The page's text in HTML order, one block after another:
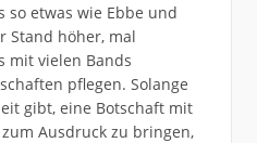
so etwas wie Ebbe und
Stand höher, mal
mit vielen Bands
pflegen. Solange
gibt, eine Botschaft mit
Ausdruck zu bringen,